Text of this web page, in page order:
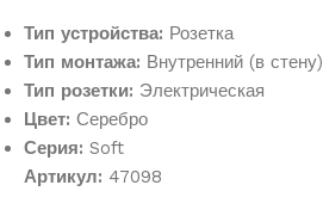
Тип устройства: Розетка
Тип монтажа: Внутренний (в стену)
Тип розетки: Электрическая
Цвет: Серебро
Серия: Soft
Артикул: 47098